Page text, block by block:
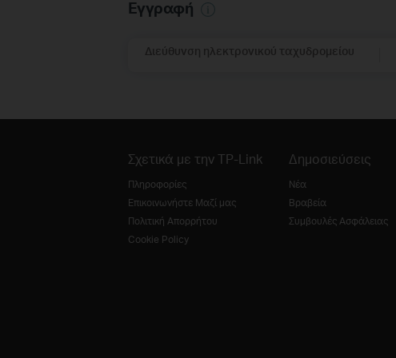
Εγγραφή
Διεύθυνση ηλεκτρονικού ταχυδρομείου
Σχετικά με την TP-Link
Πληροφορίες
Επικοινωνήστε Μαζί μας
Πολιτική Απορρήτου
Cookie Policy
Δημοσιεύσεις
Νέα
Βραβεία
Συμβουλές Ασφάλειας